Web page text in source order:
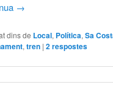
→
dins de Local, Política,Sa
,tren |2respostes